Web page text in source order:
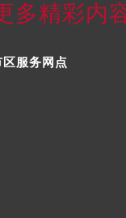
多精彩内
服务网点